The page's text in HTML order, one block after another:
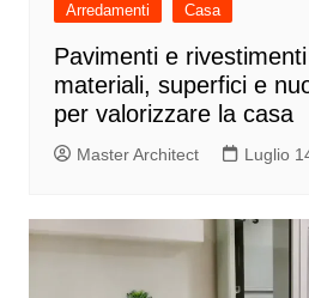
Arredamenti Casa
Pavimenti e
materiali, superfici e
per valorizzare la casa
Master Architect Luglio